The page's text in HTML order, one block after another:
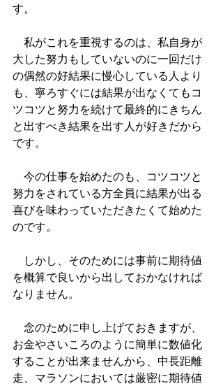
す。
私がこれを重視するのは、私自身が
大した努力もしていないのに一回だけ
の偶然の好結果に慢心している人より
も、寧ろすぐには結果が出なくてもコ
ツコツと努力を続けて最終的にきちん
と出すべき結果を出す人が好きだから
です。
今の仕事を始めたのも、コツコツと
努力をされている方全員に結果が出る
喜びを味わっていただきたくて始めた
のです。
しかし、そのためには事前に期待値
を概算で良いから出しておかなければ
なりません。
念のために申し上げておきますが、
お金やさいころのように簡単に数値化
することが出来ませんから、中長距離
走、マラソンにおいては厳密に期待値